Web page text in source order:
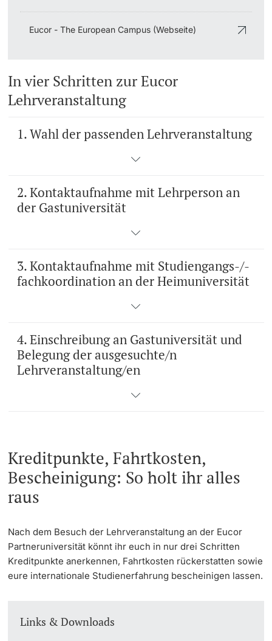
Hörerinnen/Hörer
Beratung & Support
Studienfinanzierung
Berufseinstieg & Laufbahnberatung
Militär- & Zivildienst
Koordinationsstelle für Geflüchtete
Beratungswegweiser
KI in Studium und Lehre
Digitales Lernen
Universitätsbibliothek Basel
Lernbörse
Eucor - The European Campus (Webseite)
In vier Schritten zur Eucor
Lehrveranstaltung
1. Wahl der passenden Lehrveranstaltung
2. Kontaktaufnahme mit Lehrperson an
der Gastuniversität
3. Kontaktaufnahme mit Studiengangs-/-
fachkoordination an der Heimuniversität
4. Einschreibung an Gastuniversität und
Belegung der ausgesuchte/n
Lehrveranstaltung/en
Kreditpunkte, Fahrtkosten,
Bescheinigung: So holt ihr alles
raus
Nach dem Besuch der Lehrveranstaltung an der Eucor
Partneruniversität könnt ihr euch in nur drei Schritten
Kreditpunkte anerkennen, Fahrtkosten rückerstatten sowie
eure internationale Studienerfahrung bescheinigen lassen.
Links & Downloads